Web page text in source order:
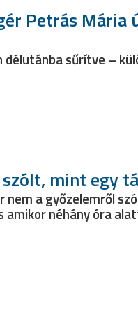
Petrás Mária
sűrítve –
mint egy
a győzelemről
néhány óra